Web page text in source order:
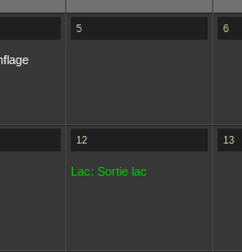
5 6
12
Lac: Sortie lac
13